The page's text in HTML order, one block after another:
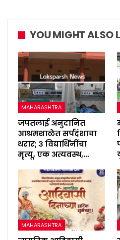
YOU MIGHT ALSO
MAHARASHTRA
जपतलाई अनुदानित
आश्रमशाळेत सर्पदंशाचा
थरार; ३ विद्यार्थिनींचा
मृत्यू, एक अत्यवस्थ,…
MAHARASHTRA